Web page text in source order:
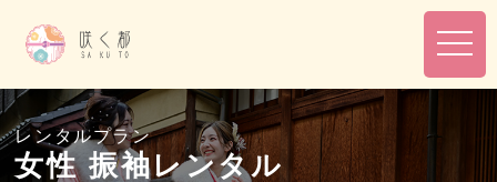
レンタルプラン
女性 振袖レンタル